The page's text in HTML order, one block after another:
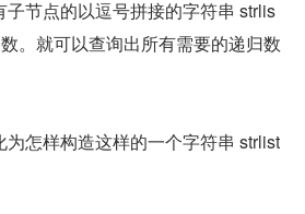
节点的以逗号拼接的字符串 strlis
。就可以查询出所有需要的递归数
怎样构造这样的一个字符串 strlist